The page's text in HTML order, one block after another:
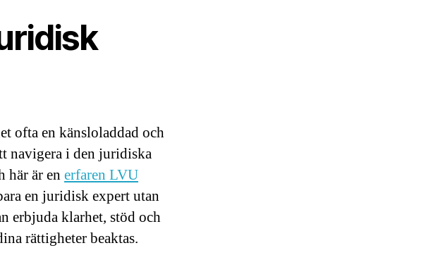
ofta en känsloladdad och
navigera i den juridiska
här är en erfaren LVU
en juridisk expert utan
erbjuda klarhet, stöd och
rättigheter beaktas.